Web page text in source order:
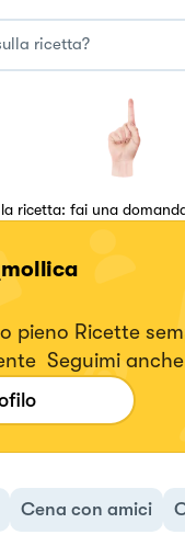
ricetta: fai una
pieno Ricette
Seguimi
Cena con amici